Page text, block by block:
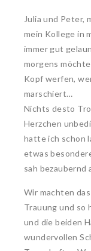
Julia und Peter,
mein Kollege in
immer gut
morgens
Kopf werfen,
marschiert…
Nichts desto
Herzchen
hatte ich schon
etwas
sah bezaubernd
Wir machten
Trauung und so
und die beiden
wundervollen